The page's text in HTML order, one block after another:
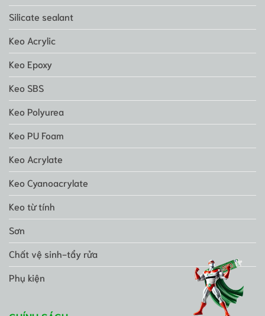
Silicate sealant
Keo Acrylic
Keo Epoxy
Keo SBS
Keo Polyurea
Keo PU Foam
Keo Acrylate
Keo Cyanoacrylate
Keo từ tính
Sơn
Chất vệ sinh-tẩy rửa
Phụ kiện